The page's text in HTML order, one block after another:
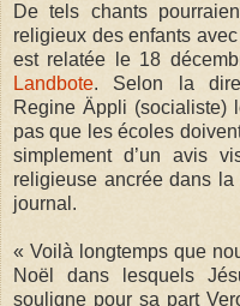
De tels chants
religieux des enfants avec
est relatée le 18
Landbote. Selon la
Regine Äppli (socialiste)
pas que les écoles
simplement d’un avis
religieuse ancrée dans
journal.
« Voilà longtemps que
Noël dans lesquels
souligne pour sa part